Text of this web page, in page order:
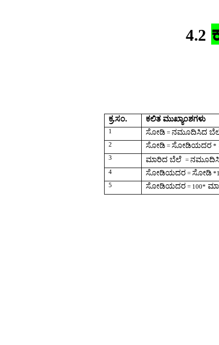
4.2
ಕ್ರ.ಸಂ. ಕಲಿತ ಮುಖ್ಯಾಂಶಗಳು
1 ಸೋಡಿ = ನಮೂದಿಸಿದ
2 ಸೋಡಿ = ಸೋಡಿಯದರ *
3 ಮಾರಿದ ಬೆಲೆ =
4 ಸೋಡಿಯದರ = ಸೋಡಿ
5
ಸೋಡಿಯದರ = 100*